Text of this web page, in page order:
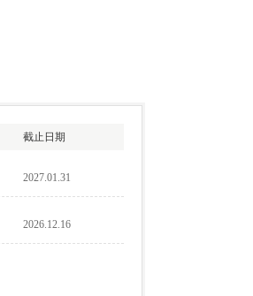
截止日期
2027.01.31
2026.12.16